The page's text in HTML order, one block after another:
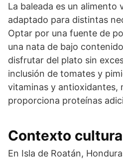
La baleada es un alimento
adaptado para distintas
Optar por una fuente de
una nata de bajo
disfrutar del plato sin
inclusión de tomates y
vitaminas y antioxidantes,
proporciona proteínas
Contexto
En Isla de Roatán,